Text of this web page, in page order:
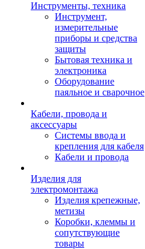
Инструменты, техника
Инструмент,
измерительные
приборы и средства
защиты
Бытовая техника и
электроника
Оборудование
паяльное и сварочное
Кабели, провода и
аксессуары
Системы ввода и
крепления для кабеля
Кабели и провода
Изделия для
электромонтажа
Изделия крепежные,
метизы
Коробки, клеммы и
сопутствующие
товары